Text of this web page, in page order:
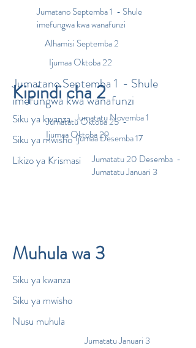
Jumatano Septemba 1 - Shule
imefungwa kwa wanafunzi
Alhamisi Septemba 2
Ijumaa Oktoba 22
Jumatano Septemba 1 - Shule
imefungwa kwa wanafunzi
Jumatatu Oktoba 25 -
Ijumaa Oktoba 29
Kipindi cha 2
Siku ya kwanza Jumatatu Novemba 1
Siku ya mwisho Ijumaa Desemba 17
Likizo ya Krismasi
Jumatatu 20 Desemba -
Jumatatu Januari 3
Muhula wa 3
Siku ya kwanza
Siku ya mwisho
Nusu muhula
Jumatatu Januari 3